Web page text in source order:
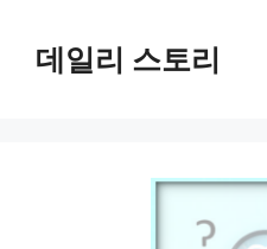
데일리 스토리